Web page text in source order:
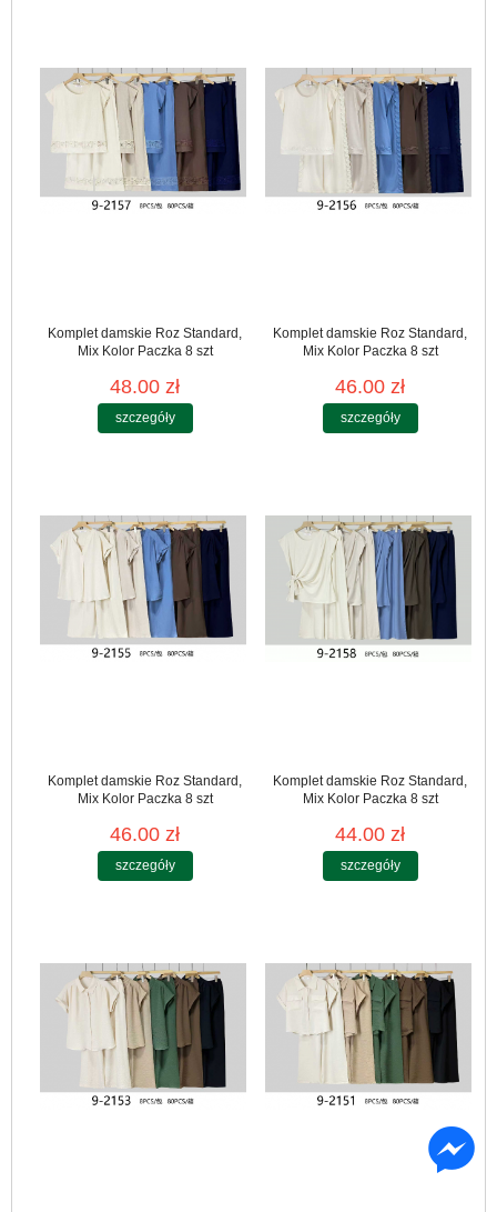
Komplet damskie Roz Standard,
Mix Kolor Paczka 8 szt
48.00 zł
szczegóły
Komplet damskie Roz Standard,
Mix Kolor Paczka 8 szt
46.00 zł
szczegóły
Komplet damskie Roz Standard,
Mix Kolor Paczka 8 szt
46.00 zł
szczegóły
Komplet damskie Roz Standard,
Mix Kolor Paczka 8 szt
44.00 zł
szczegóły